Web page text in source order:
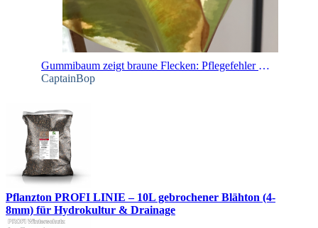
Gummibaum zeigt braune Flecken: Pflegefehler oder Krankheit?
CaptainBop
Pflanzton PROFI LINIE – 10L gebrochener Blähton (4-
8mm) für Hydrokultur & Drainage